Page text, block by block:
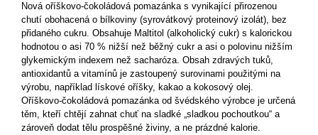
Nová oříškovo-čokoládová pomazánka s vynikající přirozenou
chutí obohacená o bílkoviny (syrovátkový proteinový izolát), bez
přidaného cukru. Obsahuje Maltitol (alkoholický cukr) s kalorickou
hodnotou o asi 70 % nižší než běžný cukr a asi o polovinu nižším
glykemickým indexem než sacharóza. Obsah zdravých tuků,
antioxidantů a vitamínů je zastoupený surovinami použitými na
výrobu, například lískové oříšky, kakao a kokosový olej.
Oříškovo-čokoládová pomazánka od švédského výrobce je určená
těm, kteří chtějí zahnat chuť na sladké „sladkou pochoutkou“ a
zároveň dodat tělu prospěšné živiny, a ne prázdné kalorie.